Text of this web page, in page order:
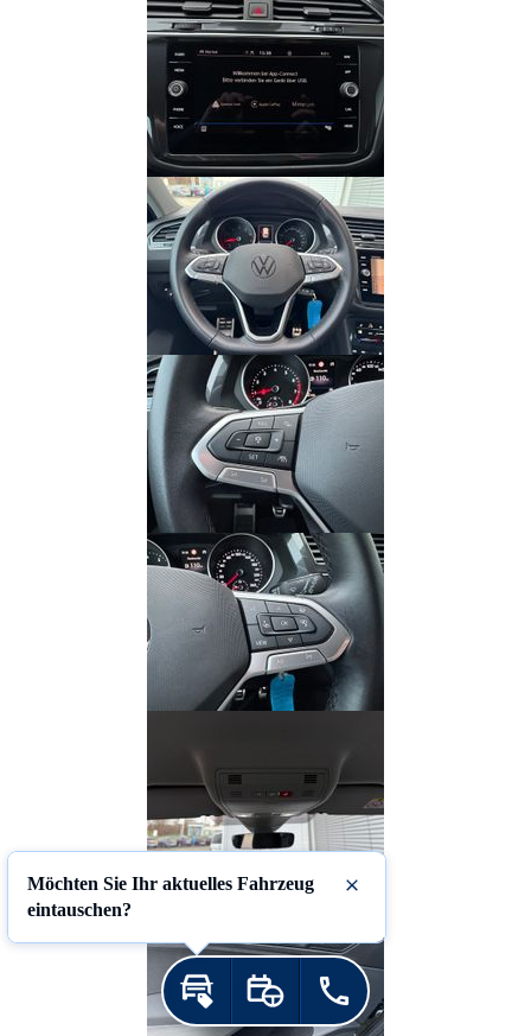
Inzahlungnahme
Möchten Sie Ihr aktuelles Fahrzeug
eintauschen?
Schließen
ProbefahrtJetzt anrufen